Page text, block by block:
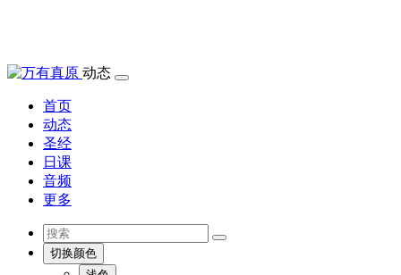
动态
首页
动态
圣经
日课
音频
更多
切换颜色